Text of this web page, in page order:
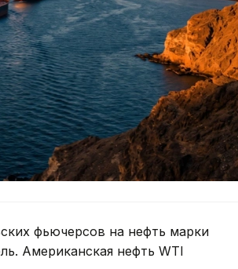
фьючерсов на нефть марки
Американская нефть WTI